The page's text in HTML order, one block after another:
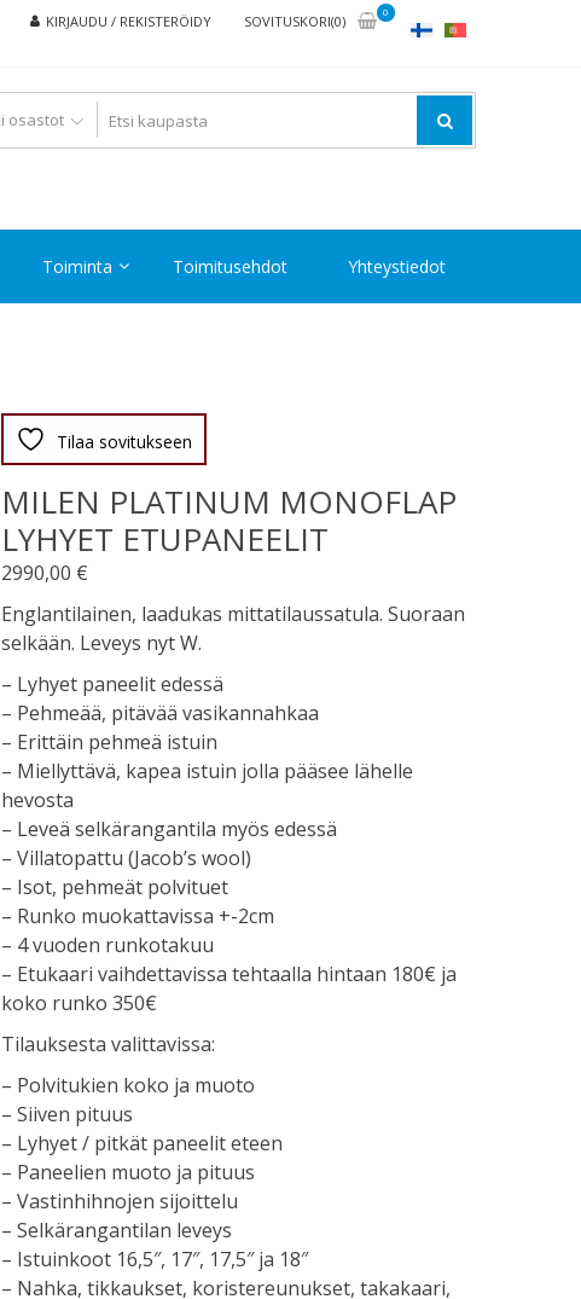
KIRJAUDU / REKISTERÖIDY SOVITUSKORI(0)
0
Toiminta Toimitusehdot Yhteystiedot
Tilaa sovitukseen
MILEN PLATINUM MONOFLAP
LYHYET ETUPANEELIT
2990,00 €
Englantilainen, laadukas mittatilaussatula. Suoraan
selkään. Leveys nyt W.
– Lyhyet paneelit edessä
– Pehmeää, pitävää vasikannahkaa
– Erittäin pehmeä istuin
– Miellyttävä, kapea istuin jolla pääsee lähelle
hevosta
– Leveä selkärangantila myös edessä
– Villatopattu (Jacob’s wool)
– Isot, pehmeät polvituet
– Runko muokattavissa +-2cm
– 4 vuoden runkotakuu
– Etukaari vaihdettavissa tehtaalla hintaan 180€ ja
koko runko 350€
Tilauksesta valittavissa:
– Polvitukien koko ja muoto
– Siiven pituus
– Lyhyet / pitkät paneelit eteen
– Paneelien muoto ja pituus
– Vastinhihnojen sijoittelu
– Selkärangantilan leveys
– Istuinkoot 16,5″, 17″, 17,5″ ja 18″
– Nahka, tikkaukset, koristereunukset, takakaari,